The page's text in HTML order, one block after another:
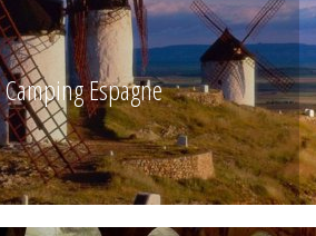
Camping Espagne